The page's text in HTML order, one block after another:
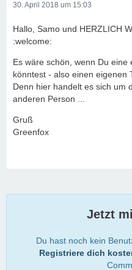
30. April 2018 um 15:03
Hallo, Samo und HERZLICH
:welcome:
Es wäre schön, wenn Du eine
könntest - also einen eigenen
Denn hier handelt es sich um
anderen Person ...
Gruß
Greenfox
Jetzt
Du hast noch kein
Registriere dich